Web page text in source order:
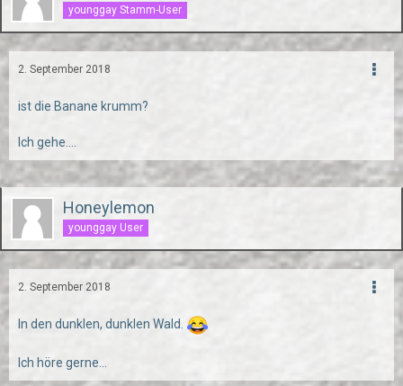
younggay Stamm-User
2. September 2018
ist die Banane krumm?
Ich gehe....
Honeylemon
younggay User
2. September 2018
In den dunklen, dunklen Wald.
Ich höre gerne...